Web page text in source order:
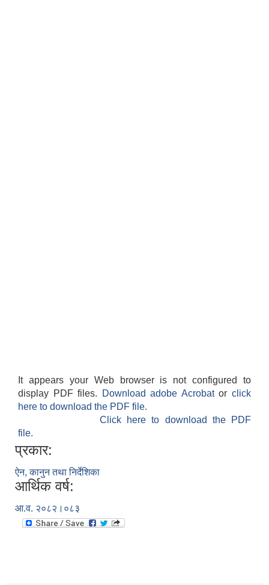
It appears your Web browser is not configured to
display PDF files.
Download adobe Acrobatorclick
here to download the PDF file.
Click here to download the PDF
file.
प्रकार:
ऐन, कानुन तथा निर्देशिका
आर्थिक वर्ष:
आ.व. २०८२।०८३